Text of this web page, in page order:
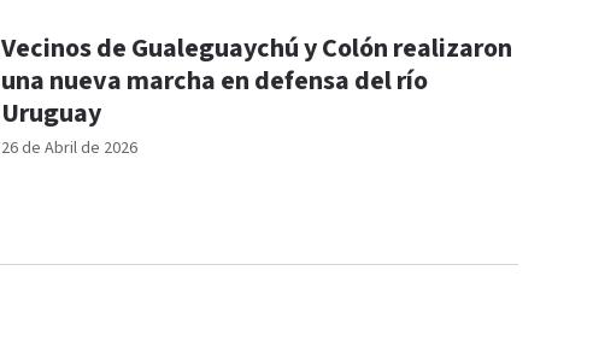
26 de Abril de 2026
Vecinos de Gualeguaychú y Colón realizaron
una nueva marcha en defensa del río
Uruguay